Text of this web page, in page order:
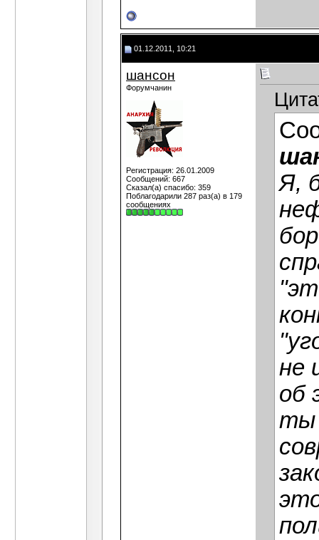
01.12.2011, 10:21
шансон
Форумчанин
Регистрация: 26.01.2009
Сообщений: 667
Сказал(а) спасибо: 359
Поблагодарили 287 раз(а) в 179
сообщениях
Я,
не
об
ты